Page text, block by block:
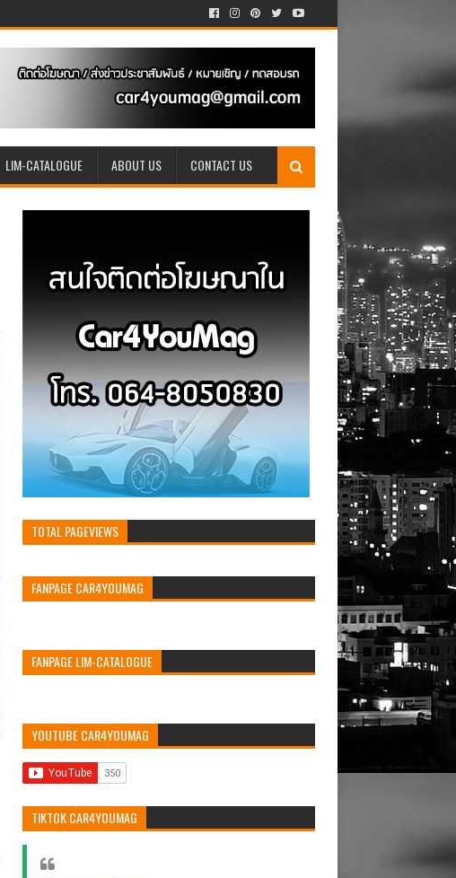
LIM-CATALOGUE ABOUT US CONTACT US
TOTAL PAGEVIEWS
FANPAGE CAR4YOUMAG
FANPAGE LIM-CATALOGUE
YOUTUBE CAR4YOUMAG
TIKTOK CAR4YOUMAG